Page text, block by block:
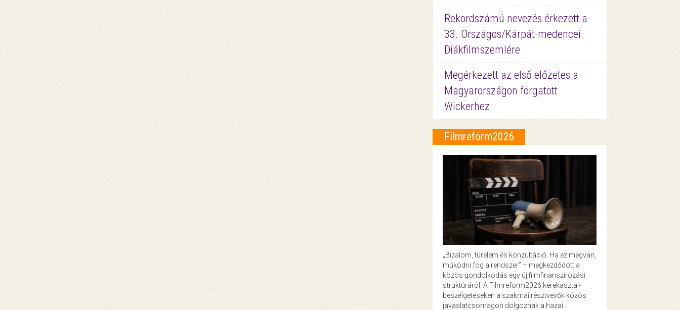
Rekordszámú nevezés érkezett a
33. Országos/Kárpát-medencei
Diákfilmszemlére
Megérkezett az első előzetes a
Magyarországon forgatott
Wickerhez
Filmreform2026
„Bizalom, türelem és konzultáció. Ha ez megvan,
működni fog a rendszer” – megkezdődött a
közös gondolkodás egy új filmfinanszírozási
struktúráról. A Filmreform2026 kerekasztal-
beszélgetéseken a szakmai résztvevők közös
javaslatcsomagon dolgoznak a hazai